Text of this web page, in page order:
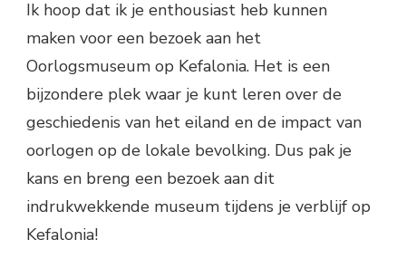
Ik hoop dat ik je enthousiast heb kunnen
maken voor een bezoek aan het
Oorlogsmuseum op Kefalonia. Het is een
bijzondere plek waar je kunt leren over de
geschiedenis van het eiland en de impact van
oorlogen op de lokale bevolking. Dus pak je
kans en breng een bezoek aan dit
indrukwekkende museum tijdens je verblijf op
Kefalonia!